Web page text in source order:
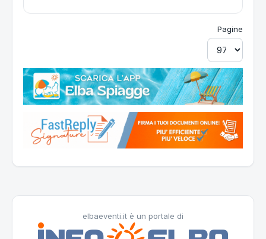
Pagine
elbaeventi.it è un portale di